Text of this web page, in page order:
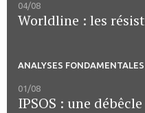
04/08
Worldline : les
ANALYSES FONDAMENTALES
01/08
IPSOS : une